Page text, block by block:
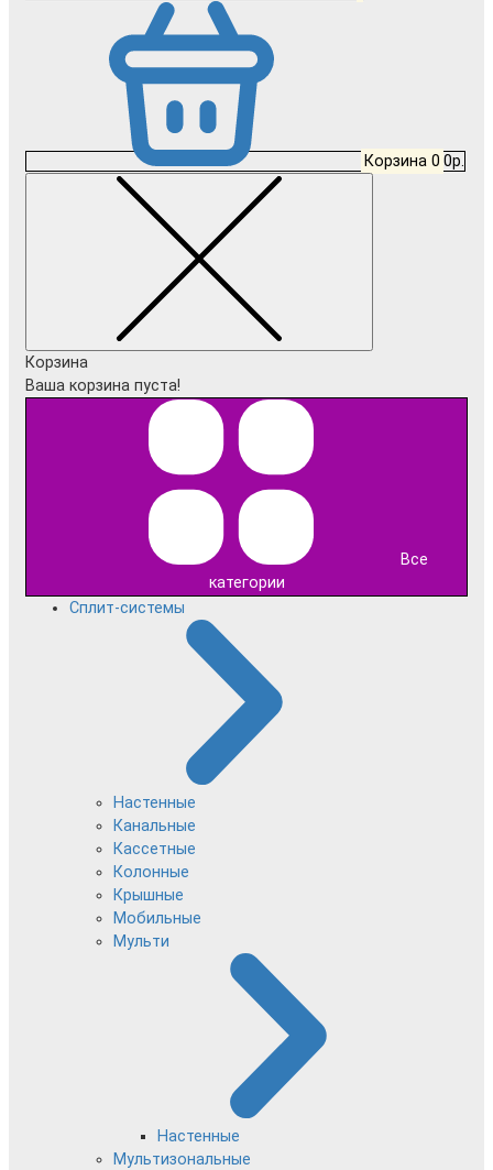
Корзина 0 0р.
Корзина
Ваша корзина пуста!
Все
категории
Сплит-системы
Настенные
Канальные
Кассетные
Колонные
Крышные
Мобильные
Мульти
Настенные
Мультизональные